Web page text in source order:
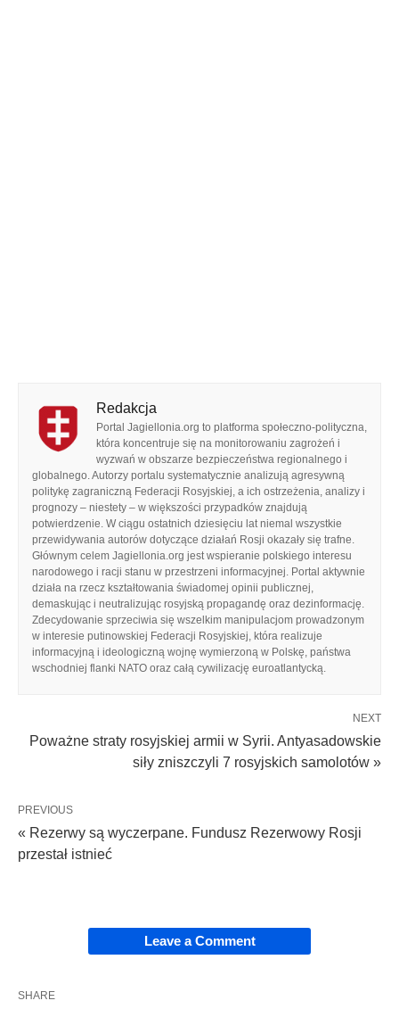
Redakcja
Portal Jagiellonia.org to platforma społeczno-polityczna,
która koncentruje się na monitorowaniu zagrożeń i
wyzwań w obszarze bezpieczeństwa regionalnego i
globalnego. Autorzy portalu systematycznie analizują agresywną
politykę zagraniczną Federacji Rosyjskiej, a ich ostrzeżenia, analizy i
prognozy – niestety – w większości przypadków znajdują
potwierdzenie. W ciągu ostatnich dziesięciu lat niemal wszystkie
przewidywania autorów dotyczące działań Rosji okazały się trafne.
Głównym celem Jagiellonia.org jest wspieranie polskiego interesu
narodowego i racji stanu w przestrzeni informacyjnej. Portal aktywnie
działa na rzecz kształtowania świadomej opinii publicznej,
demaskując i neutralizując rosyjską propagandę oraz dezinformację.
Zdecydowanie sprzeciwia się wszelkim manipulacjom prowadzonym
w interesie putinowskiej Federacji Rosyjskiej, która realizuje
informacyjną i ideologiczną wojnę wymierzoną w Polskę, państwa
wschodniej flanki NATO oraz całą cywilizację euroatlantycką.
NEXT
Poważne straty rosyjskiej armii w Syrii. Antyasadowskie
siły zniszczyli 7 rosyjskich samolotów »
PREVIOUS
« Rezerwy są wyczerpane. Fundusz Rezerwowy Rosji
przestał istnieć
Leave a Comment
SHARE